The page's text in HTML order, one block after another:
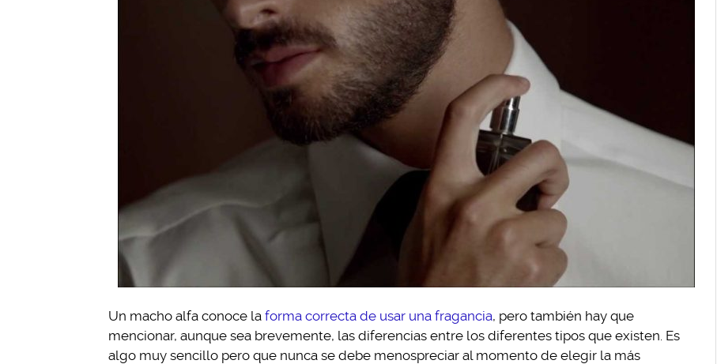
Un macho alfa conoce la forma correcta de usar una fragancia, pero también hay que
mencionar, aunque sea brevemente, las diferencias entre los diferentes tipos que existen. Es
algo muy sencillo pero que nunca se debe menospreciar al momento de elegir la más